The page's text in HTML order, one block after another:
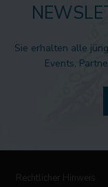
Sie erhalten alle
Events,
Rechtlicher Hinweis